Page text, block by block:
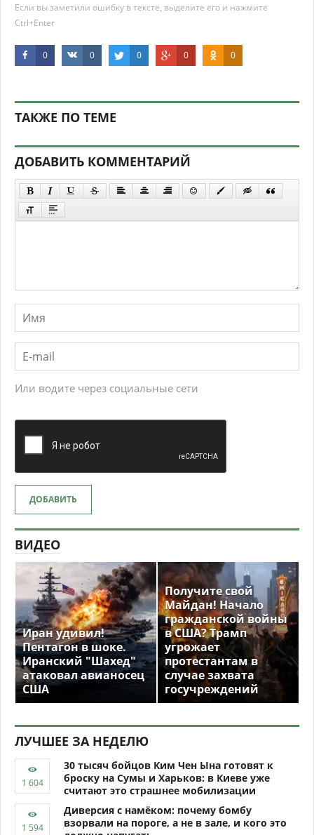
Если вы заметили ошибку в тексте, выделите его и нажмите
Ctrl+Enter
0 0 0 0 0
ТАКЖЕ ПО ТЕМЕ
ДОБАВИТЬ КОММЕНТАРИЙ
Или водите через социальные сети
ДОБАВИТЬ
ВИДЕО
Иран удивил!
Пентагон в шоке.
Иранский "Шахед"
атаковал авианосец
США
Получите свой
Майдан! Начало
гражданской войны
в США? Трамп
угрожает
протестантам в
случае захвата
госучреждений
ЛУЧШЕЕ ЗА НЕДЕЛЮ
30 тысяч бойцов Ким Чен Ына готовят к
броску на Сумы и Харьков: в Киеве уже
считают это страшнее мобилизации
Диверсия с намёком: почему бомбу
взорвали на пороге, а не в зале, и кого это